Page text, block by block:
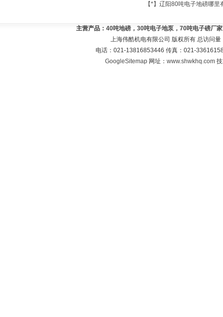
【*】辽阳80吨电子地磅哪里
主营产品： 40吨地磅，30吨电子地泵，70吨电子磅厂
上海伟酷机电有限公司 版权所有 总访问量
电话：021-13816853446 传真：021-
GoogleSitemap 网址：www.shwkhq.com